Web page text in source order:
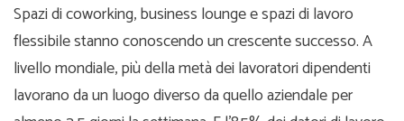
Spazi di coworking, business lounge e spazi di lavoro
flessibile stanno conoscendo un crescente successo. A
livello mondiale, più della metà dei lavoratori dipendenti
lavorano da un luogo diverso da quello aziendale per